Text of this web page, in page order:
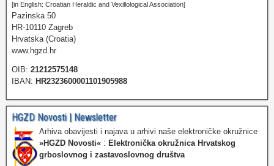
[in English: Croatian Heraldic and Vexillological Association]
Pazinska 50
HR-10110 Zagreb
Hrvatska (Croatia)
www.hgzd.hr
OIB: 21212575148
IBAN: HR2323600001101905988
HGZD Novosti | Newsletter
Arhiva obavijesti i najava u arhivi naše elektroničke okružnice
»HGZD Novosti« : Elektronička okružnica Hrvatskog
grboslovnog i zastavoslovnog društva